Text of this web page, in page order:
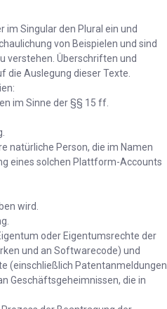
Singular den Plural ein und
von Beispielen und sind
verstehen. Überschriften und
die Auslegung dieser Texte.
im Sinne der §§ 15 ff.
natürliche Person, die im Namen
eines solchen Plattform-Accounts
wird.
oder Eigentumsrechte der
und an Softwarecode) und
(einschließlich Patentanmeldungen
Geschäftsgeheimnissen, die in